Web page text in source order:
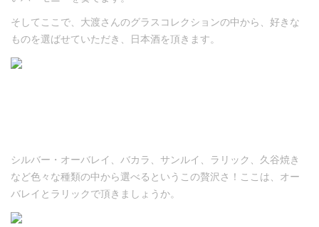
そしてここで、大渡さんのグラスコレクションの中から、好きな
ものを選ばせていただき、日本酒を頂きます。
シルバー・オーバレイ、バカラ、サンルイ、ラリック、久谷焼き
など色々な種類の中から選べるというこの贅沢さ！ここは、オー
バレイとラリックで頂きましょうか。